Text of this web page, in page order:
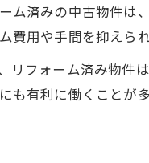
ム済みの中古物件は
費用や手間を抑えら
リフォーム済み物件
も有利に働くことが